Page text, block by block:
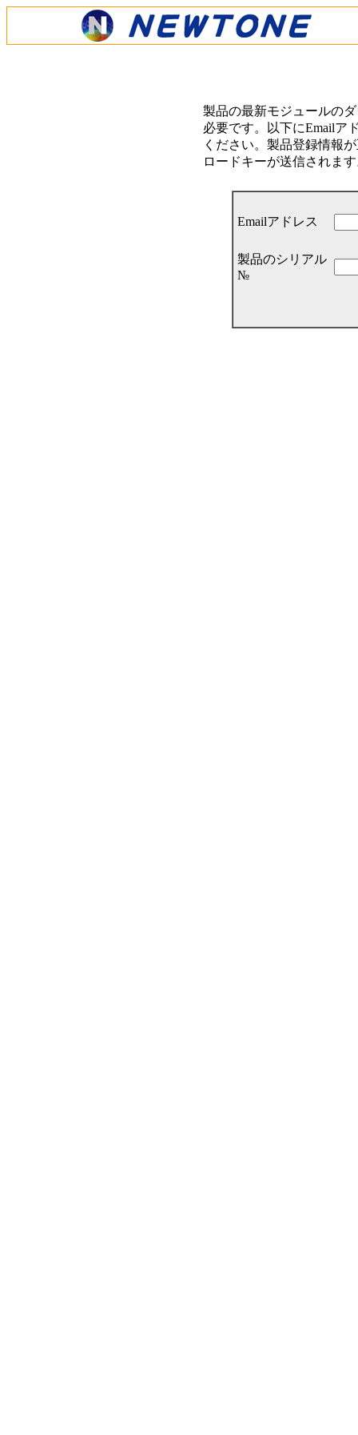
製品の最新モジュールの
必要です。以下にEmailア
ください。製品登録情報
ロードキーが送信されま
Emailアドレス
製品のシリアル
№